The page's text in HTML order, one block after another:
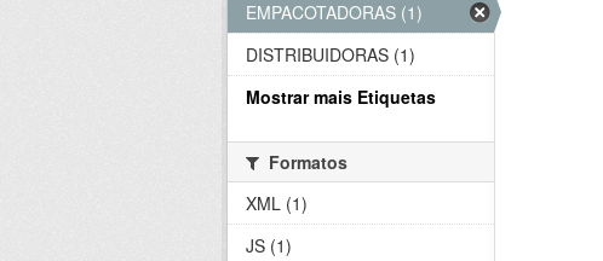
EMPACOTADORAS (1)
DISTRIBUIDORAS (1)
Mostrar mais Etiquetas
Formatos
XML (1)
JS (1)